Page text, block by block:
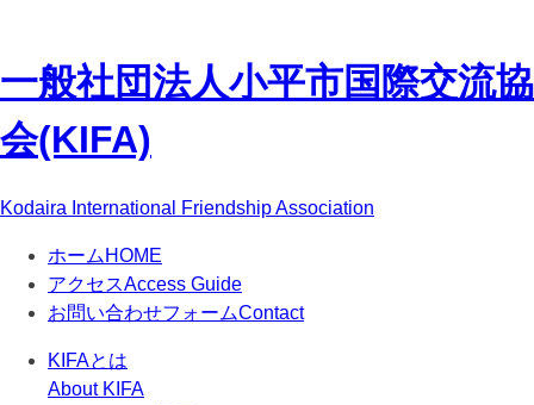
一般社団法人小平市国際交流協
会(KIFA)
Kodaira International Friendship Association
ホーム HOME
アクセスAccess Guide
お問い合わせフォームContact
KIFAとは
About KIFA